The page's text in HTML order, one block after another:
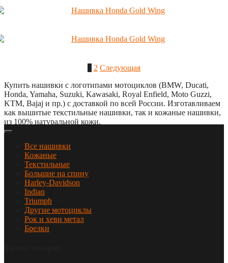
по
записям
2 Следующая
Купить нашивки с логотипами мотоциклов (BMW, Ducati,
Honda, Yamaha, Suzuki, Kawasaki, Royal Enfield, Moto Guzzi,
KTM, Bajaj и пр.) с доставкой по всей России. Изготавливаем
как вышитые текстильные нашивки, так и кожаные нашивки,
из 100% натуральной кожи.
Все нашивки
Кожаные
Текстильные
Большие на спину
Harley-Davidson
Indian
Triumph
Другие мотоциклы
Рок и хеви метал
Брелки